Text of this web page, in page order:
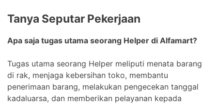
Tanya Seputar Pekerjaan
Apa saja tugas utama seorang Helper di Alfamart?
Tugas utama seorang Helper meliputi menata barang
di rak, menjaga kebersihan toko, membantu
penerimaan barang, melakukan pengecekan tanggal
kadaluarsa, dan memberikan pelayanan kepada